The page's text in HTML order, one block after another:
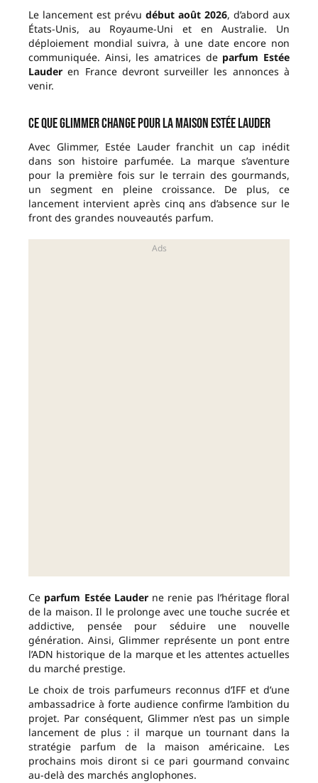
Le lancement est prévu début août 2026, d’abord aux
États-Unis, au Royaume-Uni et en Australie. Un
déploiement mondial suivra, à une date encore non
communiquée. Ainsi, les amatrices de parfum Estée
Lauder en France devront surveiller les annonces à
venir.
Ce que Glimmer change pour la maison Estée Lauder
Avec Glimmer, Estée Lauder franchit un cap inédit
dans son histoire parfumée. La marque s’aventure
pour la première fois sur le terrain des gourmands,
un segment en pleine croissance. De plus, ce
lancement intervient après cinq ans d’absence sur le
front des grandes nouveautés parfum.
Ce parfum Estée Lauderne renie pas l’héritage floral
de la maison. Il le prolonge avec une touche sucrée et
addictive, pensée pour séduire une nouvelle
génération. Ainsi, Glimmer représente un pont entre
l’ADN historique de la marque et les attentes actuelles
du marché prestige.
Le choix de trois parfumeurs reconnus d’IFF et d’une
ambassadrice à forte audience confirme l’ambition du
projet. Par conséquent, Glimmer n’est pas un simple
lancement de plus : il marque un tournant dans la
stratégie parfum de la maison américaine. Les
prochains mois diront si ce pari gourmand convainc
au-delà des marchés anglophones.